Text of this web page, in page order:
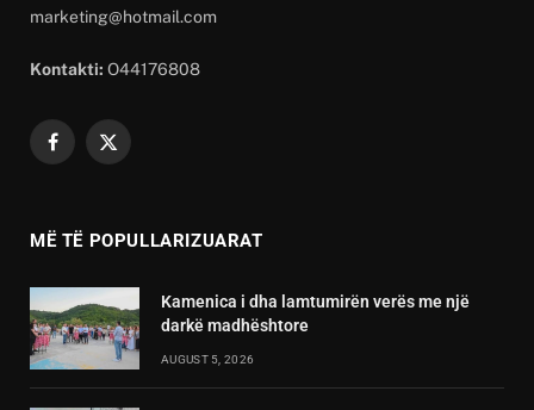
marketing@hotmail.com
Kontakti: O44176808
Facebook
X
MË TË POPULLARIZUARAT
Kamenica i dha lamtumirën verës me një
darkë madhështore
AUGUST 5, 2026